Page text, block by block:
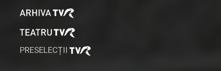
PRESELECȚII